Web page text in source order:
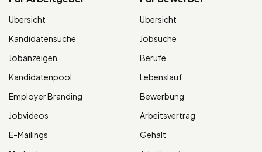
Übersicht
Kandidatensuche
Jobanzeigen
Kandidatenpool
Employer Branding
Jobvideos
E-Mailings
Übersicht
Jobsuche
Berufe
Lebenslauf
Bewerbung
Arbeitsvertrag
Gehalt